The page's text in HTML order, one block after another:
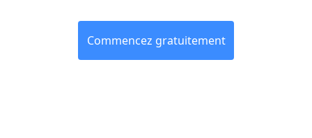
Commencez gratuitement